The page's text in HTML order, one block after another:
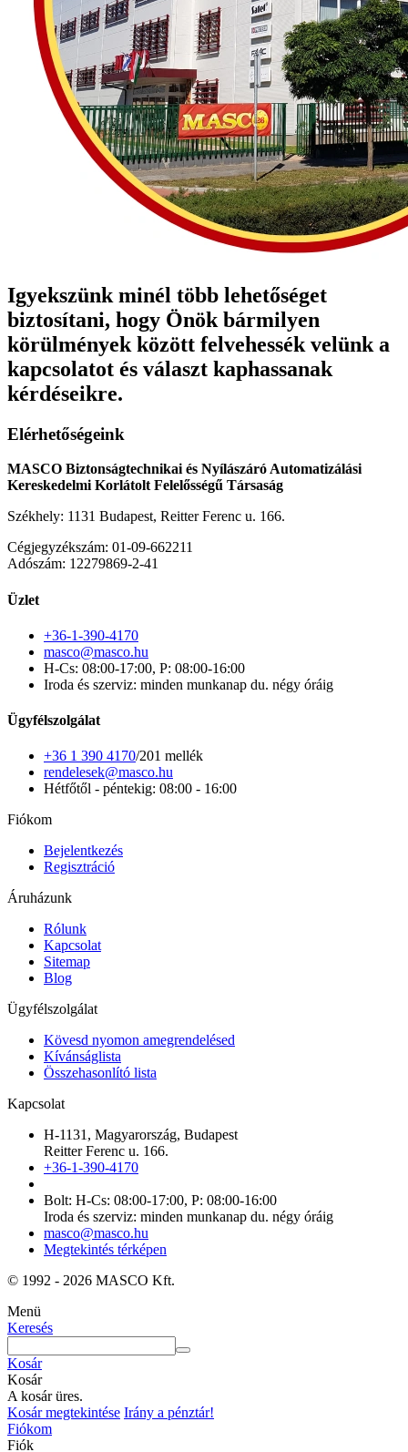
Igyekszünk minél több lehetőséget
biztosítani, hogy Önök bármilyen
körülmények között felvehessék velünk a
kapcsolatot és választ kaphassanak
kérdéseikre.
Elérhetőségeink
MASCO Biztonságtechnikai és Nyílászáró Automatizálási
Kereskedelmi Korlátolt Felelősségű Társaság
Székhely: 1131 Budapest, Reitter Ferenc u. 166.
Cégjegyzékszám: 01-09-662211
Adószám: 12279869-2-41
Üzlet
+36-1-390-4170
masco@masco.hu
H-Cs: 08:00-17:00, P: 08:00-16:00
Iroda és szerviz: minden munkanap du. négy óráig
Ügyfélszolgálat
+36 1 390 4170/201 mellék
rendelesek@masco.hu
Hétfőtől - péntekig: 08:00 - 16:00
Fiókom
Bejelentkezés
Regisztráció
Áruházunk
Rólunk
Kapcsolat
Sitemap
Blog
Ügyfélszolgálat
Kövesd nyomon amegrendelésed
Kívánságlista
Összehasonlító lista
Kapcsolat
H-1131, Magyarország, Budapest
Reitter Ferenc u. 166.
+36-1-390-4170
Bolt: H-Cs: 08:00-17:00, P: 08:00-16:00
Iroda és szerviz: minden munkanap du. négy óráig
masco@masco.hu
Megtekintés térképen
© 1992 - 2026 MASCO Kft.
Menü
Keresés
Kosár
Kosár
A kosár üres.
Kosár megtekintése Irány a pénztár!
Fiókom
Fiók